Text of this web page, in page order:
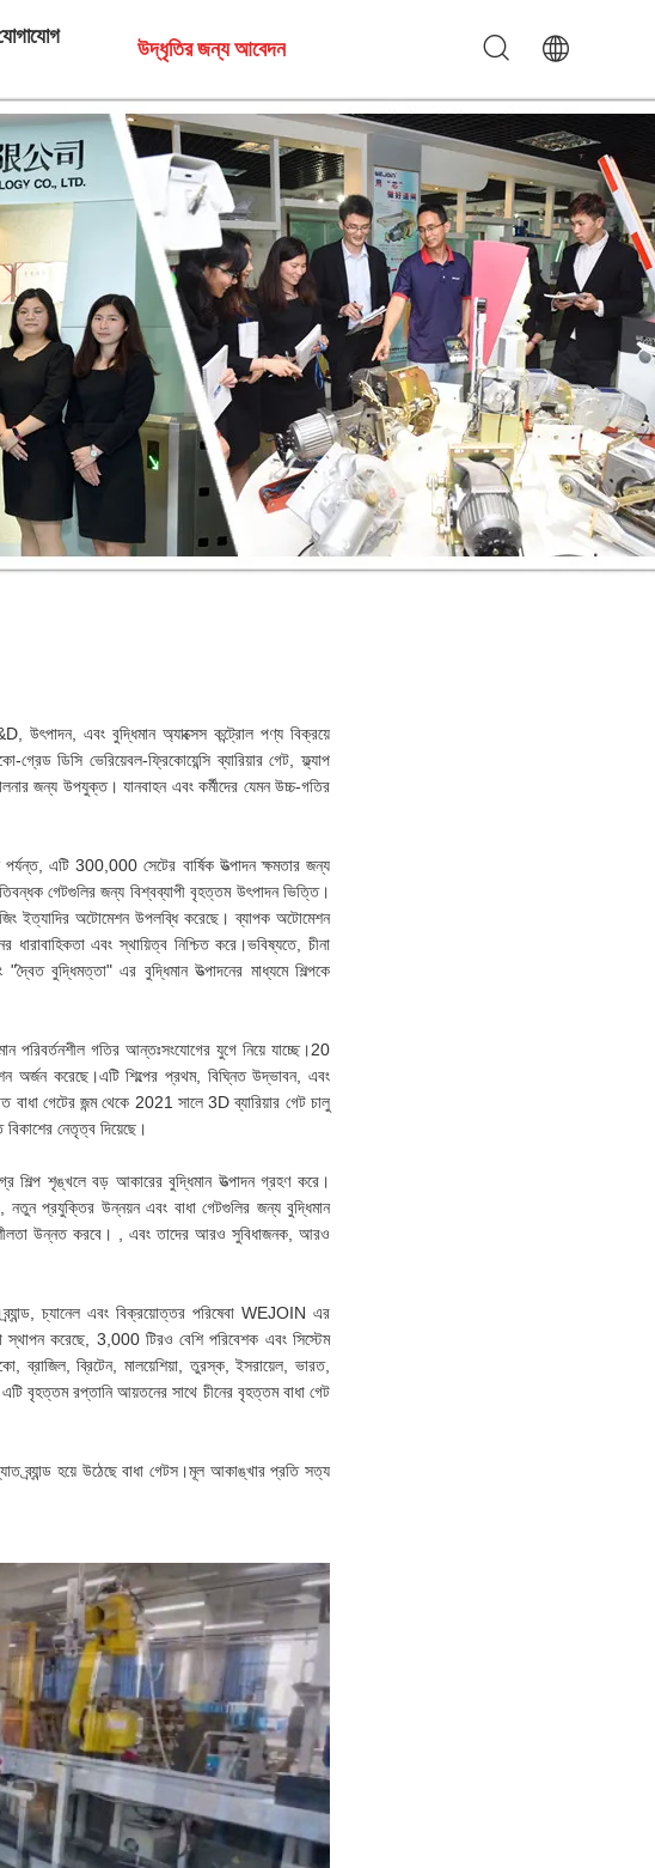
উদ্ধৃতির জন্য আবেদন
এবং বুদ্ধিমান অ্যাক্সেস কন্ট্রোল পণ্য বিক্রয়ে
ডিসি ভেরিয়েবল-ফ্রিকোয়েন্সি ব্যারিয়ার গেট, ফ্ল্যাপ
জন্য উপযুক্ত। যানবাহন এবং কর্মীদের যেমন উচ্চ-গতির
এটি 300,000 সেটের বার্ষিক উত্পাদন ক্ষমতার জন্য
গেটগুলির জন্য বিশ্বব্যাপী বৃহত্তম উৎপাদন ভিত্তি।
ইত্যাদির অটোমেশন উপলব্ধি করেছে। ব্যাপক অটোমেশন
এবং স্থায়িত্ব নিশ্চিত করে।ভবিষ্যতে, চীনা
বুদ্ধিমত্তা" এর বুদ্ধিমান উত্পাদনের মাধ্যমে শিল্পকে
পরিবর্তনশীল গতির আন্তঃসংযোগের যুগে নিয়ে যাচ্ছে।20
করেছে।এটি শিল্পের প্রথম, বিঘ্নিত উদ্ভাবন, এবং
গেটের জন্ম থেকে 2021 সালে 3D ব্যারিয়ার গেট চালু
নেতৃত্ব দিয়েছে।
শিল্প শৃঙ্খলে বড় আকারের বুদ্ধিমান উত্পাদন গ্রহণ করে।
নতুন প্রযুক্তির উন্নয়ন এবং বাধা গেটগুলির জন্য বুদ্ধিমান
উন্নত করবে। , এবং তাদের আরও সুবিধাজনক, আরও
চ্যানেল এবং বিক্রয়োত্তর পরিষেবা WEJOIN এর
করেছে, 3,000 টিরও বেশি পরিবেশক এবং সিস্টেম
ব্রাজিল, ব্রিটেন, মালয়েশিয়া, তুরস্ক, ইসরায়েল, ভারত,
বৃহত্তম রপ্তানি আয়তনের সাথে চীনের বৃহত্তম বাধা গেট
ব্র্যান্ড হয়ে উঠেছে বাধা গেটস।মূল আকাঙ্খার প্রতি সত্য